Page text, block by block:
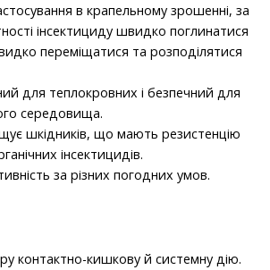
в крапельному зрошенні, за
інсектициду швидко поглинатися
переміщатися та розподілятися
для теплокровних і безпечний для
середовища.
шкідників, що мають резистенцію
інсектицидів.
за різних погодних умов.
контактно-кишкову й системну дію.